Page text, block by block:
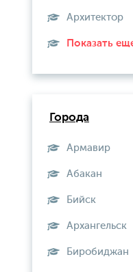
Архитектор
Показать
Города
Армавир
Абакан
Бийск
Архангельск
Биробиджан